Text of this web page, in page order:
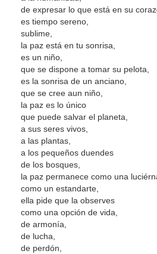
de expresar lo que está en su
es tiempo sereno,
sublime,
la paz está en tu sonrisa,
es un niño,
que se dispone a tomar su pelota,
es la sonrisa de un anciano,
que se cree aun niño,
la paz es lo único
que puede salvar el planeta,
a sus seres vivos,
a las plantas,
a los pequeños duendes
de los bosques,
la paz permanece como una
como un estandarte,
ella pide que la observes
como una opción de vida,
de armonía,
de lucha,
de perdón,